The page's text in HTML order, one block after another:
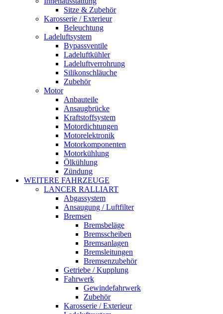
Sitze & Zubehör
Karosserie / Exterieur
Beleuchtung
Ladeluftsystem
Bypassventile
Ladeluftkühler
Ladeluftverrohrung
Silikonschläuche
Zubehör
Motor
Anbauteile
Ansaugbrücke
Kraftstoffsystem
Motordichtungen
Motorelektronik
Motorkomponenten
Motorkühlung
Ölkühlung
Zündung
WEITERE FAHRZEUGE
LANCER RALLIART
Abgassystem
Ansaugung / Luftfilter
Bremsen
Bremsbeläge
Bremsscheiben
Bremsanlagen
Bremsleitungen
Bremsenzubehör
Getriebe / Kupplung
Fahrwerk
Gewindefahrwerk
Zubehör
Karosserie / Exterieur